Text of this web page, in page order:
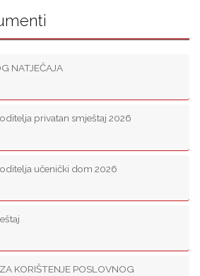
NATJEČAJA
privatan smještaj 2026
učenički dom 2026
KORIŠTENJE POSLOVNOG